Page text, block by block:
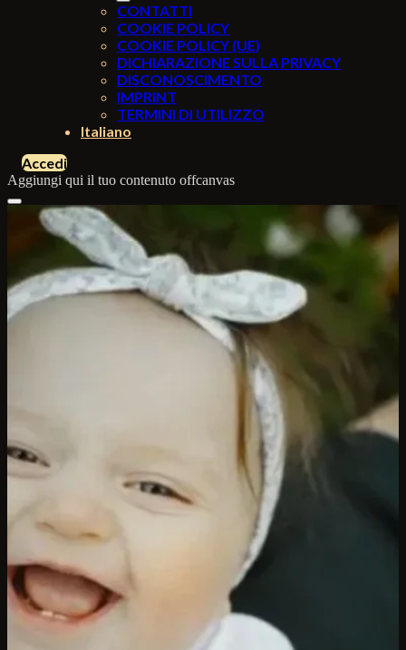
CONTATTI
COOKIE POLICY
COOKIE POLICY (UE)
DICHIARAZIONE SULLA PRIVACY
DISCONOSCIMENTO
IMPRINT
TERMINI DI UTILIZZO
Italiano
Accedi
Aggiungi qui il tuo contenuto offcanvas